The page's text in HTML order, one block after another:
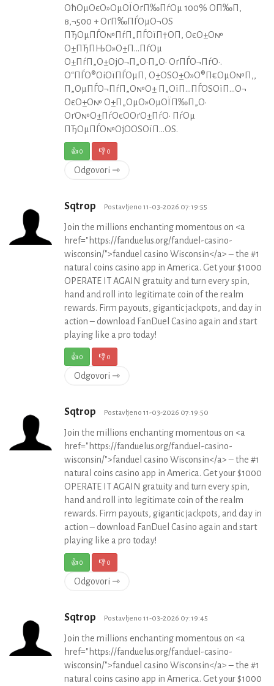
ОћОµОєО»ОµОЇОґП‰ПѓОµ 100% О­П‰П‚
в‚¬500 + ОґП‰ПЃОµО¬ОЅ
ПЂОµПЃО№ПѓП„ПЃОїП†О­П‚ ОєО±О№
О±ПЂПЊО»О±П…ПѓОµ
О±ПѓП„О±ОјО¬П„О·П„О· ОґПЃО¬ПѓО·.
О“ПЃО®ОіОїПЃОµП‚ О±ОЅО±О»О®П€ОµО№П‚,
П„ОµПЃО¬ПѓП„О№О± П„ОїП…ПЃОЅОїП…О¬
ОєО±О№ О±П„ОµО»ОµОЇП‰П„О·
ОґО№О±ПѓОєО­ОґО±ПѓО· ПѓОµ
ПЂОµПЃО№ОјО­ОЅОїП…ОЅ.
👍0 👎0
Odgovori ⇾
Sqtrop Postavljeno 11-03-2026 07:19:55
Join the millions enchanting momentous on <a
href="https://fanduelus.org/fanduel-casino-
wisconsin/">fanduel casino Wisconsin</a> – the #1
natural coins casino app in America. Get your $1000
OPERATE IT AGAIN gratuity and turn every spin,
hand and roll into legitimate coin of the realm
rewards. Firm payouts, gigantic jackpots, and day in
action – download FanDuel Casino again and start
playing like a pro today!
👍0 👎0
Odgovori ⇾
Sqtrop Postavljeno 11-03-2026 07:19:50
Join the millions enchanting momentous on <a
href="https://fanduelus.org/fanduel-casino-
wisconsin/">fanduel casino Wisconsin</a> – the #1
natural coins casino app in America. Get your $1000
OPERATE IT AGAIN gratuity and turn every spin,
hand and roll into legitimate coin of the realm
rewards. Firm payouts, gigantic jackpots, and day in
action – download FanDuel Casino again and start
playing like a pro today!
👍0 👎0
Odgovori ⇾
Sqtrop Postavljeno 11-03-2026 07:19:45
Join the millions enchanting momentous on <a
href="https://fanduelus.org/fanduel-casino-
wisconsin/">fanduel casino Wisconsin</a> – the #1
natural coins casino app in America. Get your $1000